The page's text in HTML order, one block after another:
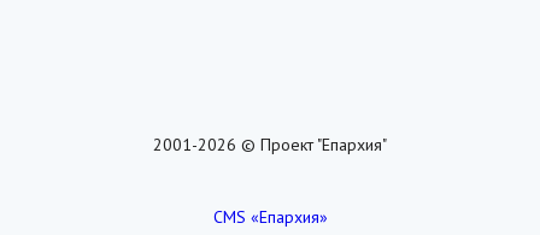
2001-2026 © Проект "Епархия"
CMS «Епархия»